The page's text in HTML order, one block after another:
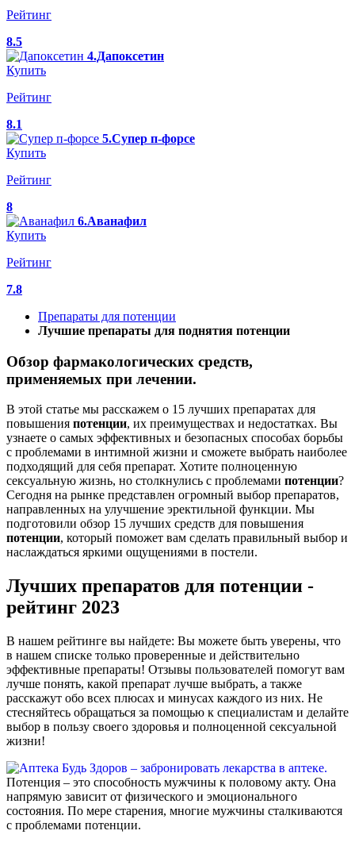
Рейтинг
8.5
4.Дапоксетин
Купить
Рейтинг
8.1
5.Супер п-форсе
Купить
Рейтинг
8
6.Аванафил
Купить
Рейтинг
7.8
Препараты для потенции
Лучшие препараты для поднятия потенции
Обзор фармакологических средств,
применяемых при лечении.
В этой статье мы расскажем о 15 лучших препаратах для
повышения потенции, их преимуществах и недостатках. Вы
узнаете о самых эффективных и безопасных способах борьбы
с проблемами в интимной жизни и сможете выбрать наиболее
подходящий для себя препарат. Хотите полноценную
сексуальную жизнь, но столкнулись с проблемами потенции?
Сегодня на рынке представлен огромный выбор препаратов,
направленных на улучшение эректильной функции. Мы
подготовили обзор 15 лучших средств для повышения
потенции, который поможет вам сделать правильный выбор и
наслаждаться яркими ощущениями в постели.
Лучших препаратов для потенции -
рейтинг 2023
В нашем рейтинге вы найдете: Вы можете быть уверены, что
в нашем списке только проверенные и действительно
эффективные препараты! Отзывы пользователей помогут вам
лучше понять, какой препарат лучше выбрать, а также
расскажут обо всех плюсах и минусах каждого из них. Не
стесняйтесь обращаться за помощью к специалистам и делайте
выбор в пользу своего здоровья и полноценной сексуальной
жизни!
Потенция – это способность мужчины к половому акту. Она
напрямую зависит от физического и эмоционального
состояния. По мере старения, многие мужчины сталкиваются
с проблемами потенции.